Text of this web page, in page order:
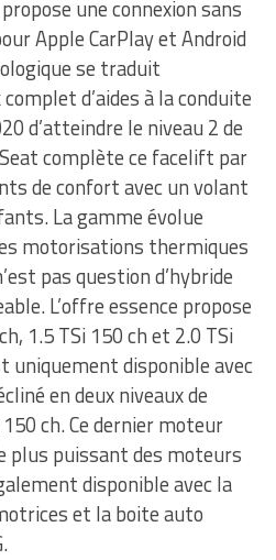
une connexion sans
Apple CarPlay et Android
se traduit
d’aides à la conduite
d’atteindre le niveau 2 de
complète ce facelift par
de confort avec un volant
La gamme évolue
motorisations thermiques
pas question d’hybride
L’offre essence propose
1.5 TSi 150 ch et 2.0 TSi
uniquement disponible avec
en deux niveaux de
ch. Ce dernier moteur
plus puissant des moteurs
disponible avec la
et la boite auto